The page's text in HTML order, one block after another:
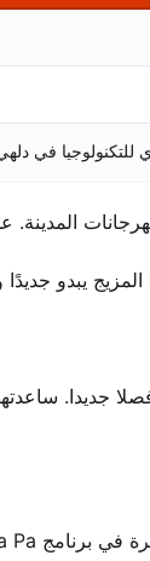
للتكنولوجيا في
المدينة.
يبدو
ساعدتها